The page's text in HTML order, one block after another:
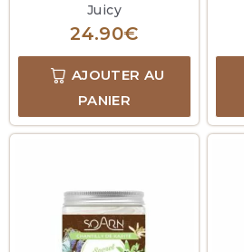
Juicy
24.90€
AJOUTER AU
PANIER